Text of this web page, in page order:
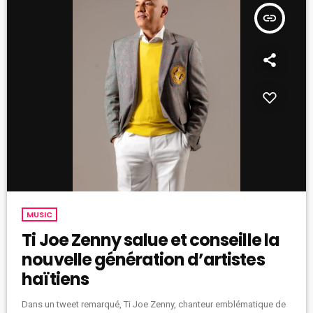
insert_link
MUSIC
Ti Joe Zenny salue et conseille la
nouvelle génération d’artistes
haïtiens
Dans un tweet remarqué, Ti Joe Zenny, chanteur emblématique de